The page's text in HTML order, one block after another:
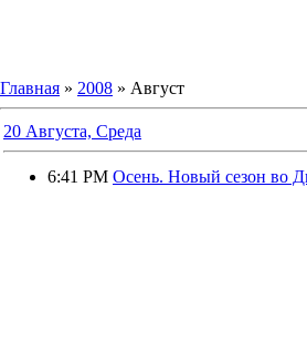
Главная » 2008 » Август
20 Августа, Среда
6:41 PM Осень. Новый сезон во